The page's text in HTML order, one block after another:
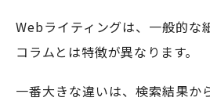
Webライティングは、一般的な
コラムとは特徴が異なります。
一番大きな違いは、検索結果か